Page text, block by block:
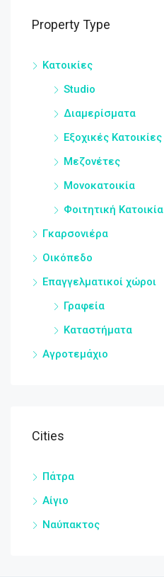
Property Type
Κατοικίες
Studio
Διαμερίσματα
Εξοχικές Κατοικίες
Μεζονέτες
Μονοκατοικία
Φοιτητική Κατοικία
Γκαρσονιέρα
Οικόπεδο
Επαγγελματικοί χώροι
Γραφεία
Καταστήματα
Αγροτεμάχιο
Cities
Πάτρα
Αίγιο
Ναύπακτος